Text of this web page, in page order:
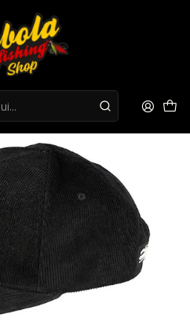
Chapeus
Cord Flat Peak Cap